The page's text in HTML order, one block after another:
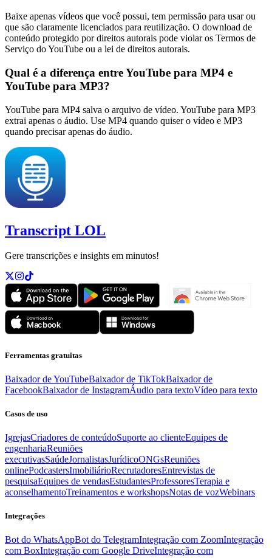
Baixe apenas vídeos que você possui, tem permissão para usar ou
que são claramente licenciados para reutilização. O download de
conteúdo protegido por direitos autorais pode violar os Termos de
Serviço do YouTube ou a lei de direitos autorais.
Qual é a diferença entre YouTube para MP4 e
YouTube para MP3?
YouTube para MP4 salva o arquivo de vídeo. YouTube para MP3
extrai apenas o áudio. Use MP4 quando quiser o vídeo e MP3
quando precisar apenas do áudio.
Transcript LOL
Gere transcrições e insights em minutos!
Ferramentas gratuitas
Baixador de YouTubeBaixador de TikTokBaixador de
FacebookBaixador de InstagramÁudio para textoVídeo para texto
Casos de uso
IgrejasCriadores de conteúdoSuporte ao clienteEquipes de
engenhariaReuniões
executivasSaúdeJornalistasJurídicoONGsReuniões
onlinePodcastersImobiliárioRecrutadoresEntrevistas de
pesquisaEquipes de vendasEstudantesProfessoresTerapia e
aconselhamentoTreinamentos e workshopsNotas de vozWebinars
Integrações
Bot do WhatsAppBot do TelegramIntegração com ZoomIntegração
com BoxIntegração com Google DriveIntegração com